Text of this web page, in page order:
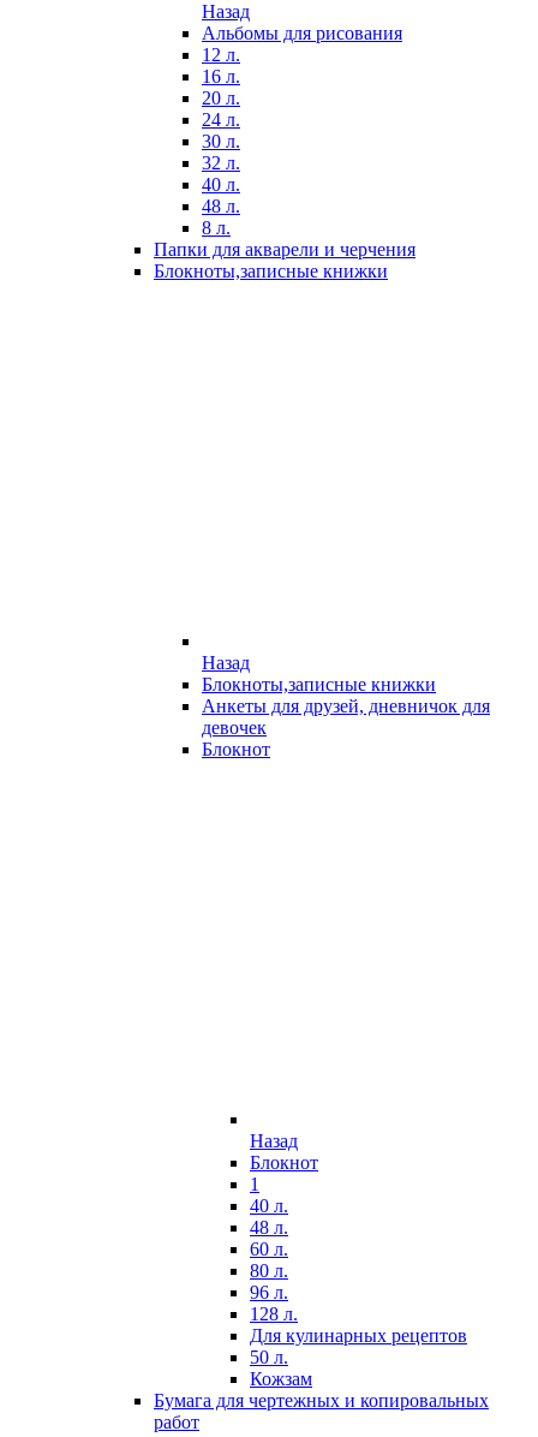
Назад
Альбомы для рисования
12 л.
16 л.
20 л.
24 л.
30 л.
32 л.
40 л.
48 л.
8 л.
Папки для акварели и черчения
Блокноты,записные книжки
Назад
Блокноты,записные книжки
Анкеты для друзей, дневничок для
девочек
Блокнот
Назад
Блокнот
1
40 л.
48 л.
60 л.
80 л.
96 л.
128 л.
Для кулинарных рецептов
50 л.
Кожзам
Бумага для чертежных и копировальных
работ